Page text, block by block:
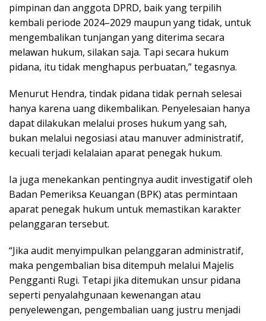
pimpinan dan anggota DPRD, baik yang terpilih
kembali periode 2024–2029 maupun yang tidak, untuk
mengembalikan tunjangan yang diterima secara
melawan hukum, silakan saja. Tapi secara hukum
pidana, itu tidak menghapus perbuatan,” tegasnya.
Menurut Hendra, tindak pidana tidak pernah selesai
hanya karena uang dikembalikan. Penyelesaian hanya
dapat dilakukan melalui proses hukum yang sah,
bukan melalui negosiasi atau manuver administratif,
kecuali terjadi kelalaian aparat penegak hukum.
Ia juga menekankan pentingnya audit investigatif oleh
Badan Pemeriksa Keuangan (BPK) atas permintaan
aparat penegak hukum untuk memastikan karakter
pelanggaran tersebut.
“Jika audit menyimpulkan pelanggaran administratif,
maka pengembalian bisa ditempuh melalui Majelis
Pengganti Rugi. Tetapi jika ditemukan unsur pidana
seperti penyalahgunaan kewenangan atau
penyelewengan, pengembalian uang justru menjadi